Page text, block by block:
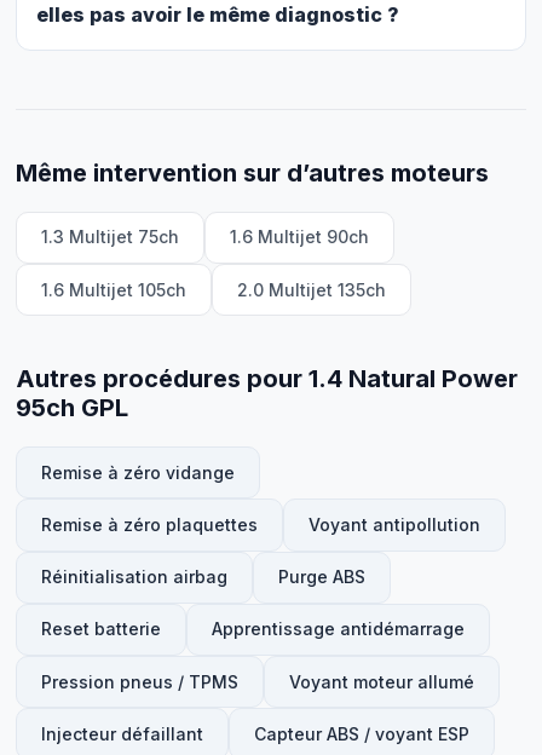
elles pas avoir le même diagnostic ?
Même intervention sur d’autres moteurs
1.3 Multijet 75ch 1.6 Multijet 90ch
1.6 Multijet 105ch 2.0 Multijet 135ch
Autres procédures pour 1.4 Natural Power
95ch GPL
Remise à zéro vidange
Remise à zéro plaquettes Voyant antipollution
Réinitialisation airbag Purge ABS
Reset batterie Apprentissage antidémarrage
Pression pneus / TPMS Voyant moteur allumé
Injecteur défaillant Capteur ABS / voyant ESP